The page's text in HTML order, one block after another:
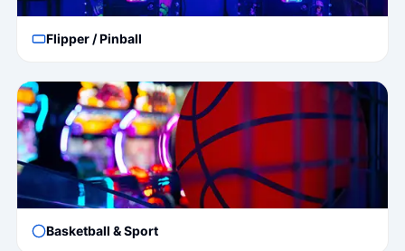
Flipper / Pinball
Basketball & Sport